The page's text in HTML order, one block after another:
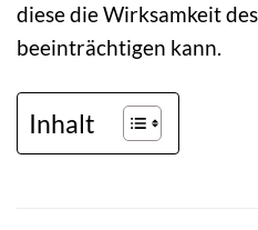
diese die Wirksamkeit
beeinträchtigen kann.
Inhalt